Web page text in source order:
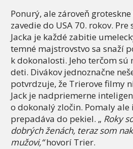
Ponurý, ale zároveň
zavedie do USA 70. rokov. Pre
Jacka je každé zabitie
temné majstrovstvo sa snaží
k dokonalosti. Jeho terčom sú
deti. Divákov jednoznačne
potvrdzuje, že Trierove filmy
Jack je nadpriemerne
o dokonalý zločin. Pomaly ale
prepadáva do pekiel. „ Roky
dobrých ženách, teraz som
mužovi,“hovorí Trier.